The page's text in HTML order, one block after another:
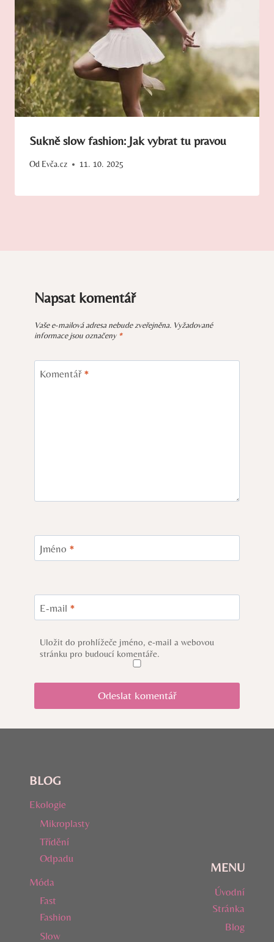
Sukně slow fashion: Jak vybrat tu pravou
Od Evča.cz 11. 10. 2025
Napsat komentář
Vaše e-mailová adresa nebude zveřejněna. Vyžadované
informace jsou označeny *
Komentář *
Jméno *
E-mail *
Uložit do prohlížeče jméno, e-mail a webovou
stránku pro budoucí komentáře.
BLOG
Ekologie
Mikroplasty
Třídění
Odpadu
Móda
Fast
Fashion
Slow
MENU
Úvodní
Stránka
Blog